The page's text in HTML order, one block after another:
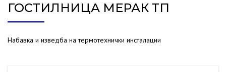
ГОСТИЛНИЦА МЕРАК ТП
Набавка и изведба на термотехнички инсталации